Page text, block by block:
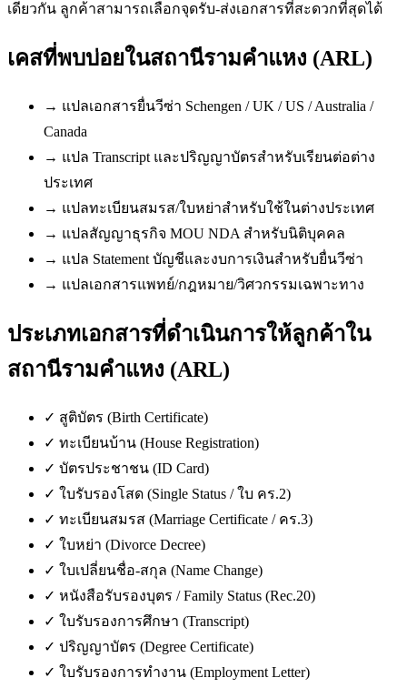
เดียวกัน ลูกค้าสามารถเลือกจุดรับ-ส่งเอกสารที่สะดวกที่สุดได้
เคสที่พบบ่อยในสถานีรามคำแหง (ARL)
→ แปลเอกสารยื่นวีซ่า Schengen / UK / US / Australia /
Canada
→ แปล Transcript และปริญญาบัตรสำหรับเรียนต่อต่าง
ประเทศ
→ แปลทะเบียนสมรส/ใบหย่าสำหรับใช้ในต่างประเทศ
→ แปลสัญญาธุรกิจ MOU NDA สำหรับนิติบุคคล
→ แปล Statement บัญชีและงบการเงินสำหรับยื่นวีซ่า
→ แปลเอกสารแพทย์/กฎหมาย/วิศวกรรมเฉพาะทาง
ประเภทเอกสารที่ดำเนินการให้ลูกค้าใน
สถานีรามคำแหง (ARL)
✓ สูติบัตร (Birth Certificate)
✓ ทะเบียนบ้าน (House Registration)
✓ บัตรประชาชน (ID Card)
✓ ใบรับรองโสด (Single Status / ใบ คร.2)
✓ ทะเบียนสมรส (Marriage Certificate / คร.3)
✓ ใบหย่า (Divorce Decree)
✓ ใบเปลี่ยนชื่อ-สกุล (Name Change)
✓ หนังสือรับรองบุตร / Family Status (Rec.20)
✓ ใบรับรองการศึกษา (Transcript)
✓ ปริญญาบัตร (Degree Certificate)
✓ ใบรับรองการทำงาน (Employment Letter)